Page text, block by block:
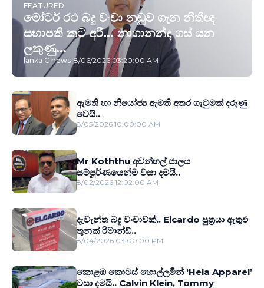
FEATURED
මෝටර් රථ බදු වංචා නඩුව ගැන නීතීඥ
සභාපති කට අරී... නාගානන්ද ගස් යන
ලකුණු...
lanka C news-8/06/2026 03:20:00 AM
ඇමති හා නියෝජ්‍ය ඇමති අතර ගැටුමක් දරුණු
වෙයි..
8/05/2026 10:00:00 AM
Mr Koththu අවන්හල් ජාලය
සම්පූර්ණයෙන්ම වසා දමයි..
8/02/2026 12:02:00 AM
දැවැන්ත බදු වංචාවක්.. Elcardo පුත‍්‍රයා ඇතුළු
තුනක් රිමාන්ඩ්..
8/04/2026 03:00:00 PM
කොළඹ කොටස් හොල්ලමින් ‘Hela Apparel’
වසා දමයි.. Calvin Klein, Tommy